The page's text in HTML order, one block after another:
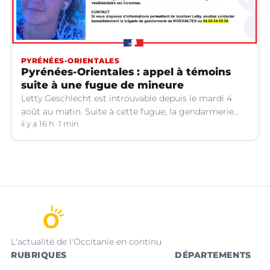
PYRÉNÉES-ORIENTALES
Pyrénées-Orientales : appel à témoins
suite à une fugue de mineure
Letty Geschlecht est introuvable depuis le mardi 4
août au matin. Suite à cette fugue, la gendarmerie
des Pyrénées-Orientales lance un appel à témoins.
il y a 16 h 1 min
L'actualité de l'Occitanie en continu
RUBRIQUES
DÉPARTEMENTS